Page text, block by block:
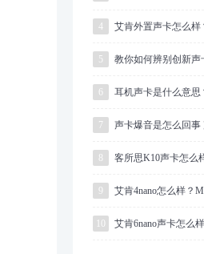
4 艾肯外置声卡怎么
5 教你如何辨别创新
6 耳机声卡是什么意思
7 声卡爆音是怎么回事
客所思K10声卡怎么
9 艾肯4nano怎么样？
艾肯6nano声卡怎么